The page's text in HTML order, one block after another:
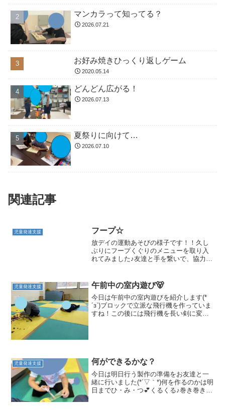
マンカラって知ってる？
2026.07.21
お好み焼きひっくり返しゲーム
2020.05.14
どんどん広がる！
2026.07.13
夏祭りに向けて…
2026.07.10
関連記事
児童発達支援 フープ☆
放デイの運動あそびの様子です！！久し
ぶりにフープくぐりのメニューを取り入
れてみました♪友達と手を繋いで、協力し
してあげたりと、友達のことも考えなが
らでないとクリアできな...
児童発達支援 午前中の室内遊び🐻
今日は午前中の室内遊びを紹介します(*
´з`)ブロックで立派な飛行機を作っていま
すね！この後には飛行機を長い剣に変え
児童発達支援 何ができるかな？
今日は明日行う製作の準備をお友達と一
緒に行いました(*´▽｀*)何を作るのかは明
日までひ・み・つ💕くるくる♪巻き巻き♪